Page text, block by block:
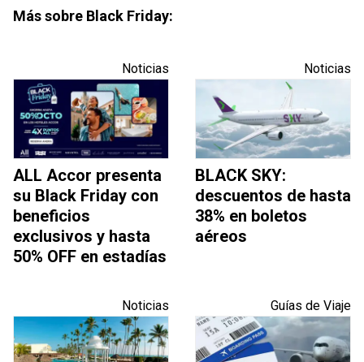
Más sobre Black Friday:
Noticias
ALL Accor presenta
su Black Friday con
beneficios
exclusivos y hasta
50% OFF en estadías
Noticias
BLACK SKY:
descuentos de hasta
38% en boletos
aéreos
Noticias Guías de Viaje